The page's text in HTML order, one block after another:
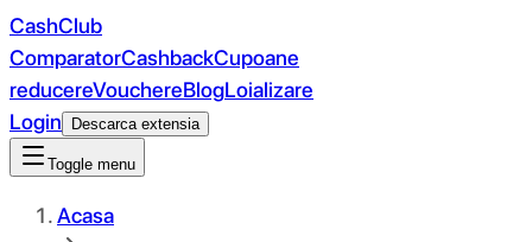
CashClub
ComparatorCashbackCupoane
reducereVouchereBlogLoializare
Login
Descarca extensia
Toggle menu
Acasa